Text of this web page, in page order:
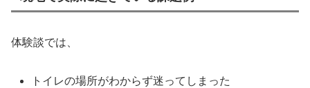
体験談では、
トイレの場所がわからず迷ってしまった